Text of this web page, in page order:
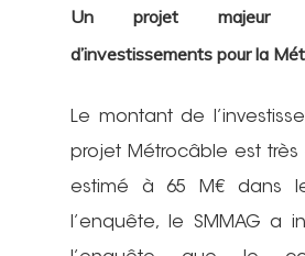
Un projet majeur
d’investissements pour la
Le montant de
projet Métrocâble est très
estimé à 65 M€ dans
l’enquête, le SMMAG a